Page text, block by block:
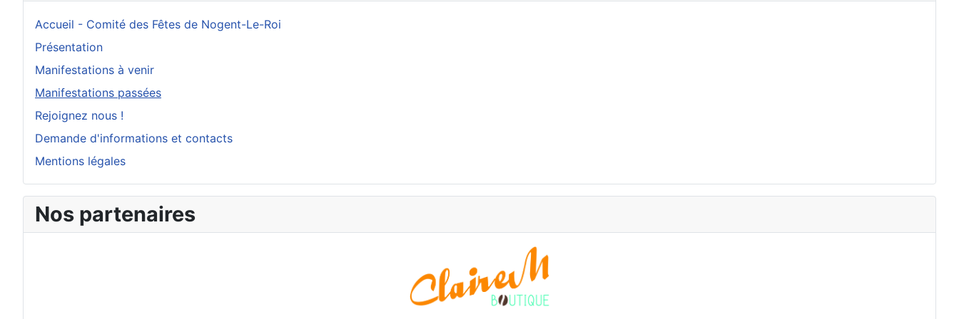
Accueil - Comité des Fêtes de Nogent-Le-Roi
Présentation
Manifestations à venir
Manifestations passées
Rejoignez nous !
Demande d'informations et contacts
Mentions légales
Nos partenaires